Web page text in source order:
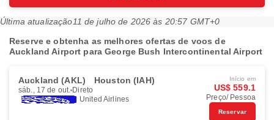
Última atualização11 de julho de 2026 às 20:57 GMT+0
Reserve e obtenha as melhores ofertas de voos de
Auckland Airport para George Bush Intercontinental Airport
Auckland (AKL) Houston (IAH)
sáb., 17 de out. Direto
United Airlines
Início em
US$ 559.1
Preço/ Pessoa
Reservar